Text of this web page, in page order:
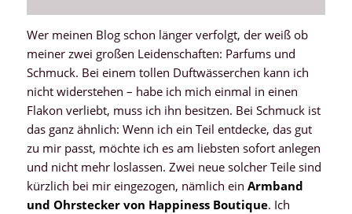
Wer meinen Blog schon länger verfolgt, der weiß ob
meiner zwei großen Leidenschaften: Parfums und
Schmuck. Bei einem tollen Duftwässerchen kann ich
nicht widerstehen – habe ich mich einmal in einen
Flakon verliebt, muss ich ihn besitzen. Bei Schmuck ist
das ganz ähnlich: Wenn ich ein Teil entdecke, das gut
zu mir passt, möchte ich es am liebsten sofort anlegen
und nicht mehr loslassen. Zwei neue solcher Teile sind
kürzlich bei mir eingezogen, nämlich ein Armband
und Ohrstecker von Happiness Boutique. Ich